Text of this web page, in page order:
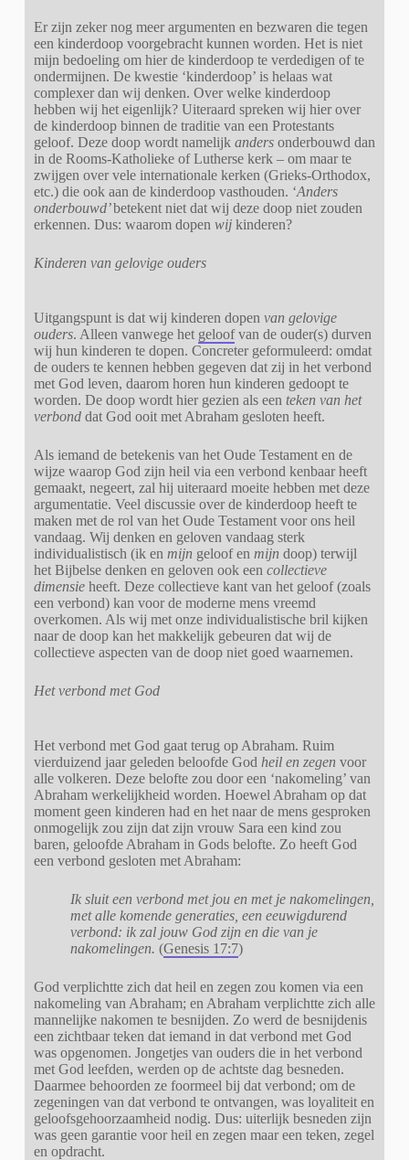
Er zijn zeker nog meer argumenten en bezwaren die tegen
een kinderdoop voorgebracht kunnen worden. Het is niet
mijn bedoeling om hier de kinderdoop te verdedigen of te
ondermijnen. De kwestie ‘kinderdoop’ is helaas wat
complexer dan wij denken. Over welke kinderdoop
hebben wij het eigenlijk? Uiteraard spreken wij hier over
de kinderdoop binnen de traditie van een Protestants
geloof. Deze doop wordt namelijk andersonderbouwd dan
in de Rooms-Katholieke of Lutherse kerk – om maar te
zwijgen over vele internationale kerken (Grieks-Orthodox,
etc.) die ook aan de kinderdoop vasthouden. ‘Anders
onderbouwd’betekent niet dat wij deze doop niet zouden
erkennen. Dus: waarom dopen wijkinderen?
Kinderen van gelovige ouders
Uitgangspunt is dat wij kinderen dopen van gelovige
ouders. Alleen vanwege het geloofvan de ouder(s) durven
wij hun kinderen te dopen. Concreter geformuleerd: omdat
de ouders te kennen hebben gegeven dat zij in het verbond
met God leven, daarom horen hun kinderen gedoopt te
worden. De doop wordt hier gezien als een teken van het
verbonddat God ooit met Abraham gesloten heeft.
Als iemand de betekenis van het Oude Testament en de
wijze waarop God zijn heil via een verbond kenbaar heeft
gemaakt, negeert, zal hij uiteraard moeite hebben met deze
argumentatie. Veel discussie over de kinderdoop heeft te
maken met de rol van het Oude Testament voor ons heil
vandaag. Wij denken en geloven vandaag sterk
individualistisch (ik en mijn geloof en mijn doop) terwijl
het Bijbelse denken en geloven ook een collectieve
dimensieheeft. Deze collectieve kant van het geloof (zoals
een verbond) kan voor de moderne mens vreemd
overkomen. Als wij met onze individualistische bril kijken
naar de doop kan het makkelijk gebeuren dat wij de
collectieve aspecten van de doop niet goed waarnemen.
Het verbond met God
Het verbond met God gaat terug op Abraham. Ruim
vierduizend jaar geleden beloofde God heil en zegen voor
alle volkeren. Deze belofte zou door een ‘nakomeling’ van
Abraham werkelijkheid worden. Hoewel Abraham op dat
moment geen kinderen had en het naar de mens gesproken
onmogelijk zou zijn dat zijn vrouw Sara een kind zou
baren, geloofde Abraham in Gods belofte. Zo heeft God
een verbond gesloten met Abraham:
Ik sluit een verbond met jou en met je nakomelingen,
met alle komende generaties, een eeuwigdurend
verbond: ik zal jouw God zijn en die van je
nakomelingen. (Genesis 17:7)
God verplichtte zich dat heil en zegen zou komen via een
nakomeling van Abraham; en Abraham verplichtte zich alle
mannelijke nakomen te besnijden. Zo werd de besnijdenis
een zichtbaar teken dat iemand in dat verbond met God
was opgenomen. Jongetjes van ouders die in het verbond
met God leefden, werden op de achtste dag besneden.
Daarmee behoorden ze foormeel bij dat verbond; om de
zegeningen van dat verbond te ontvangen, was loyaliteit en
geloofsgehoorzaamheid nodig. Dus: uiterlijk besneden zijn
was geen garantie voor heil en zegen maar een teken, zegel
en opdracht.